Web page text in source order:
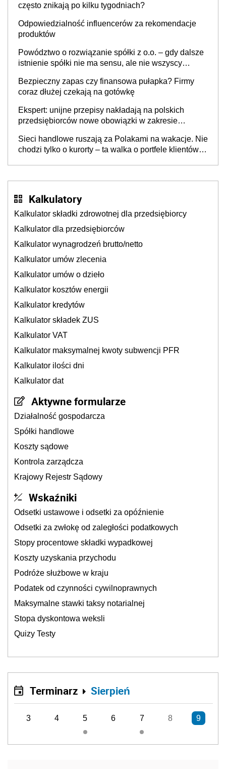
często znikają po kilku tygodniach?
Odpowiedzialność influencerów za rekomendacje
produktów
Powództwo o rozwiązanie spółki z o.o. – gdy dalsze
istnienie spółki nie ma sensu, ale nie wszyscy
Bezpieczny zapas czy finansowa pułapka? Firmy
coraz dłużej czekają na gotówkę
Ekspert: unijne przepisy nakładają na polskich
przedsiębiorców nowe obowiązki w zakresie
Sieci handlowe ruszają za Polakami na wakacje. Nie
chodzi tylko o kurorty – ta walka o portfele klientów
Kalkulatory
Kalkulator składki zdrowotnej dla przedsiębiorcy
Kalkulator dla przedsiębiorców
Kalkulator wynagrodzeń brutto/netto
Kalkulator umów zlecenia
Kalkulator umów o dzieło
Kalkulator kosztów energii
Kalkulator kredytów
Kalkulator składek ZUS
Kalkulator VAT
Kalkulator maksymalnej kwoty subwencji PFR
Kalkulator ilości dni
Kalkulator dat
Aktywne formularze
Działalność gospodarcza
Spółki handlowe
Koszty sądowe
Kontrola zarządcza
Krajowy Rejestr Sądowy
Wskaźniki
Odsetki ustawowe i odsetki za opóźnienie
Odsetki za zwłokę od zaległości podatkowych
Stopy procentowe składki wypadkowej
Koszty uzyskania przychodu
Podróże służbowe w kraju
Podatek od czynności cywilnoprawnych
Maksymalne stawki taksy notarialnej
Stopa dyskontowa weksli
Quizy Testy
Terminarz Sierpień
3 4 5 6 7 8 9